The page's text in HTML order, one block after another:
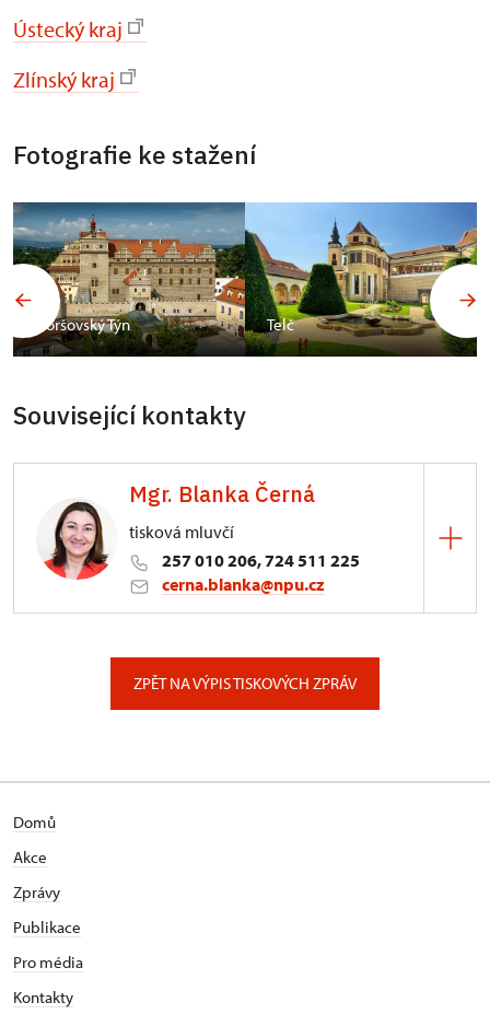
Ústecký kraj
Zlínský kraj
Fotografie ke stažení
Horšovský Týn Telč
Související kontakty
Mgr. Blanka Černá
tisková mluvčí
257 010 206, 724 511 225
cerna.blanka@npu.cz
ZPĚT NA VÝPIS TISKOVÝCH ZPRÁV
Domů
Akce
Zprávy
Publikace
Pro média
Kontakty